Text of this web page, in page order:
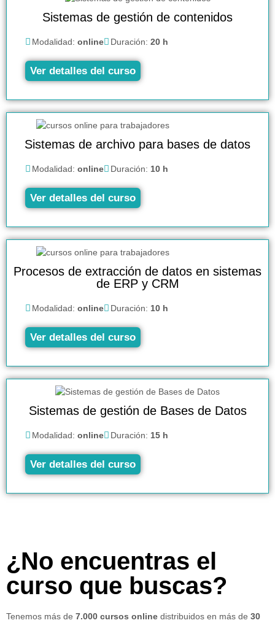
Sistemas de gestión de contenidos
Modalidad: online Duración: 20 h
Ver detalles del curso
Sistemas de archivo para bases de datos
Modalidad: online Duración: 10 h
Ver detalles del curso
Procesos de extracción de datos en sistemas
de ERP y CRM
Modalidad: online Duración: 10 h
Ver detalles del curso
Sistemas de gestión de Bases de Datos
Modalidad: online Duración: 15 h
Ver detalles del curso
¿No encuentras el
curso que buscas?
Tenemos más de 7.000 cursos online distribuidos en más de 30